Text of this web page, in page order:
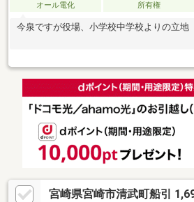
オール電化
所有権
今泉ですが役場、小学校中学校よりの立地
宮崎県宮崎市清武町船引